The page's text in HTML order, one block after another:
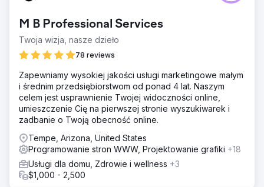
billboardowych, reklamach internetowych, reklamach
drukowanych, a nawet na spersonalizowanej naklejce
magnetycznej do swojego wózka golfowego.
M B Professional Services
Twoja wizja, nasze dzieło
78 reviews
Zapewniamy wysokiej jakości usługi marketingowe małym
i średnim przedsiębiorstwom od ponad 4 lat. Naszym
celem jest usprawnienie Twojej widoczności online,
umieszczenie Cię na pierwszej stronie wyszukiwarek i
zadbanie o Twoją obecność online.
Tempe, Arizona, United States
Programowanie stron WWW, Projektowanie grafiki +18
Usługi dla domu, Zdrowie i wellness +3
$1,000 - 2,500